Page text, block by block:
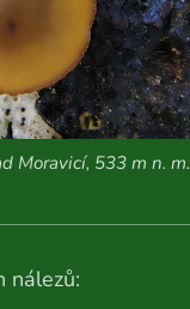
Moravicí, 533 m n. m.
nálezů: